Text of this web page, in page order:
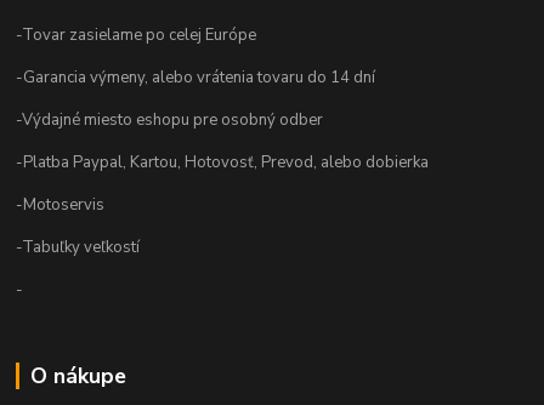
-Tovar zasielame po celej Európe
-Garancia výmeny, alebo vrátenia tovaru do 14 dní
-Výdajné miesto eshopu pre osobný odber
-Platba Paypal, Kartou, Hotovosť, Prevod, alebo dobierka
-Motoservis
-Tabuľky veľkostí
-
O nákupe